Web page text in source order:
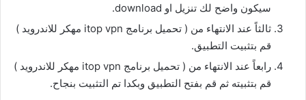
سيكون واضح لك تنزيل او download.
ثالثاً عند الانتهاء من ( تحميل برنامج itop vpn مهكر للاندرويد )
قم بتثبيت التطبيق.
رابعاً عند الانتهاء من ( تحميل برنامج itop vpn مهكر للاندرويد )
قم بتثبيته ثم قم بفتح التطبيق وبكدا تم التثبيت بنجاح.